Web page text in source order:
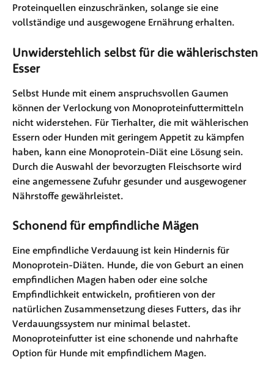
Proteinquellen einzuschränken, solange sie eine
vollständige und ausgewogene Ernährung erhalten.
Unwiderstehlich selbst für die wählerischsten
Esser
Selbst Hunde mit einem anspruchsvollen Gaumen
können der Verlockung von Monoproteinfuttermitteln
nicht widerstehen. Für Tierhalter, die mit wählerischen
Essern oder Hunden mit geringem Appetit zu kämpfen
haben, kann eine Monoprotein-Diät eine Lösung sein.
Durch die Auswahl der bevorzugten Fleischsorte wird
eine angemessene Zufuhr gesunder und ausgewogener
Nährstoffe gewährleistet.
Schonend für empfindliche Mägen
Eine empfindliche Verdauung ist kein Hindernis für
Monoprotein-Diäten. Hunde, die von Geburt an einen
empfindlichen Magen haben oder eine solche
Empfindlichkeit entwickeln, profitieren von der
natürlichen Zusammensetzung dieses Futters, das ihr
Verdauungssystem nur minimal belastet.
Monoproteinfutter ist eine schonende und nahrhafte
Option für Hunde mit empfindlichem Magen.